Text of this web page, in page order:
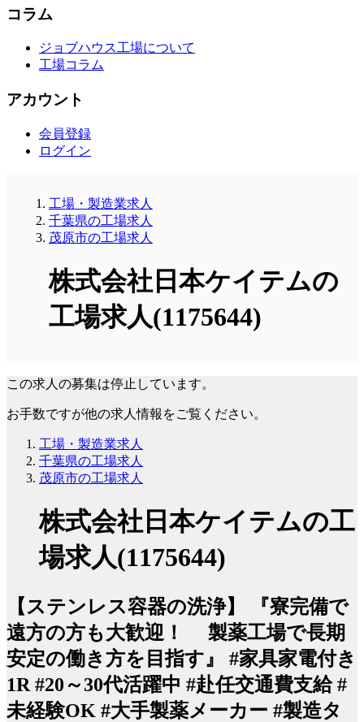
コラム
ジョブハウス工場について
工場コラム
アカウント
会員登録
ログイン
工場・製造業求人
千葉県の工場求人
茂原市の工場求人
株式会社日本ケイテムの
工場求人(1175644)
この求人の募集は停止しています。
お手数ですが他の求人情報をご覧ください。
工場・製造業求人
千葉県の工場求人
茂原市の工場求人
株式会社日本ケイテムの工
場求人(1175644)
【ステンレス容器の洗浄】 『寮完備で
遠方の方も大歓迎！ 製薬工場で長期
安定の働き方を目指す』 #家具家電付き
1R #20～30代活躍中 #赴任交通費支給 #
未経験OK #大手製薬メーカー #製造タ